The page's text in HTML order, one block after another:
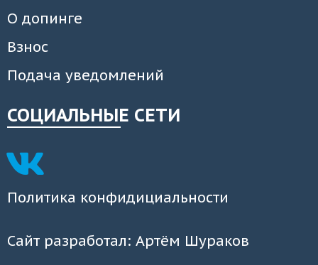
О допинге
Взнос
Подача уведомлений
СОЦИАЛЬНЫЕ СЕТИ
Политика конфидициальности
Сайт разработал: Артём Шураков